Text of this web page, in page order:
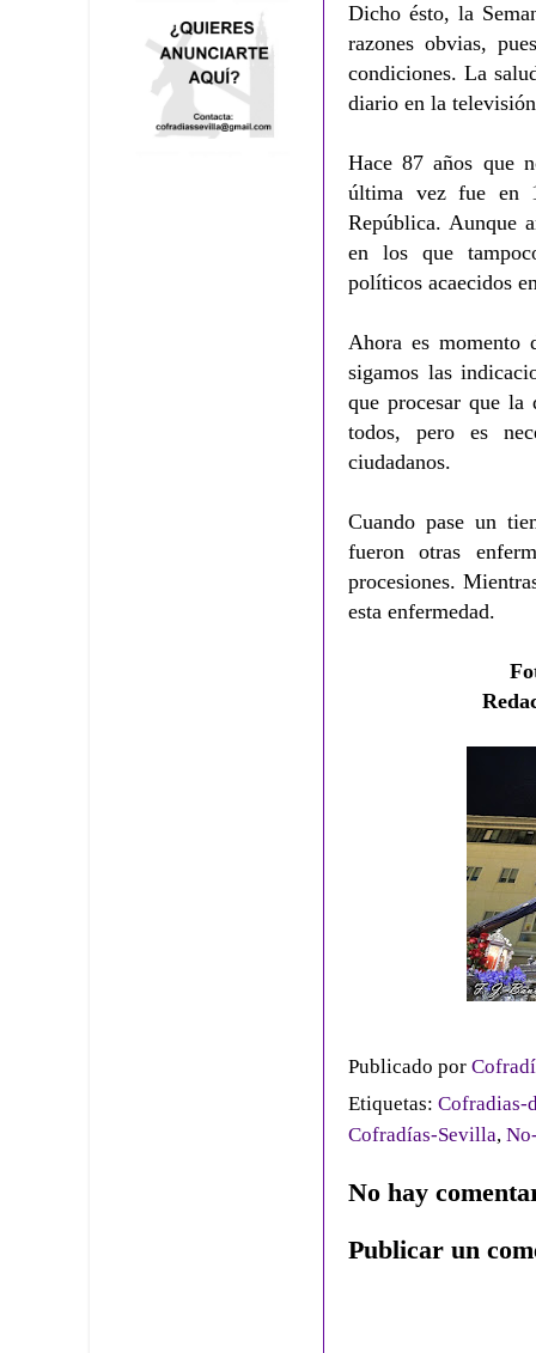
Dicho ésto, la
razones obvias,
condiciones. La
diario en la
Hace 87 años que
última vez fue en
República. Aunque
en los que
políticos acaecidos
Ahora es momento
sigamos las
que procesar que
todos, pero es
ciudadanos.
Cuando pase un
fueron otras
procesiones.
esta enfermedad.
Publicado por
Etiquetas: Cofradias-
Cofradías-Sevilla,
No hay
Publicar un